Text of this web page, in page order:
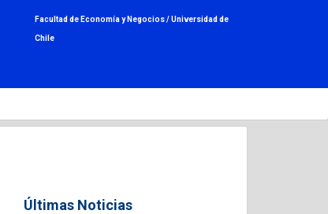
Facultad de Economía y Negocios /Universidad de
Chile
Últimas Noticias